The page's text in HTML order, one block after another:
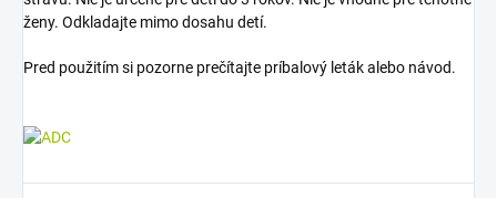
ženy. Odkladajte mimo dosahu detí.
Pred použitím si pozorne prečítajte príbalový leták alebo návod.